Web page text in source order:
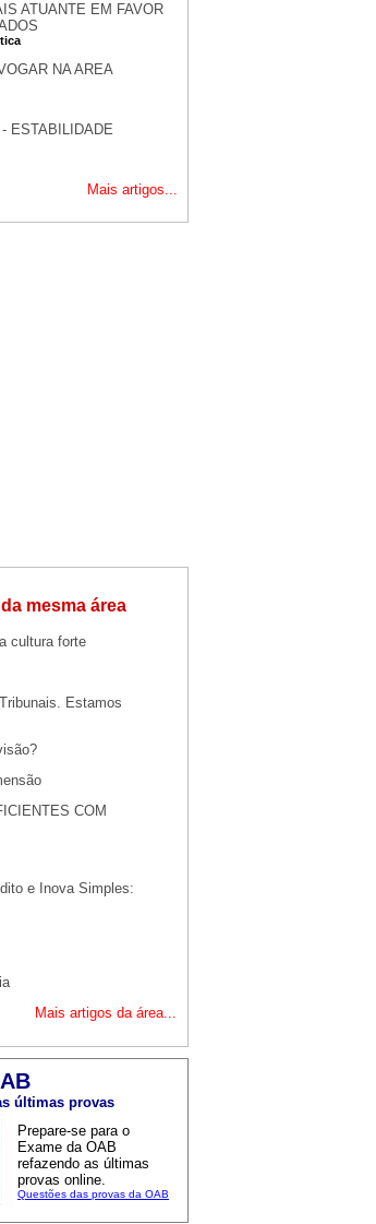
ATUANTE EM FAVOR
NA AREA
ESTABILIDADE
Mais artigos...
mesma área
cultura forte
Estamos
COM
e Inova Simples:
Mais artigos da área...
últimas provas
Prepare-se para o
Exame da OAB
refazendo as últimas
provas online.
Questões das provas da OAB